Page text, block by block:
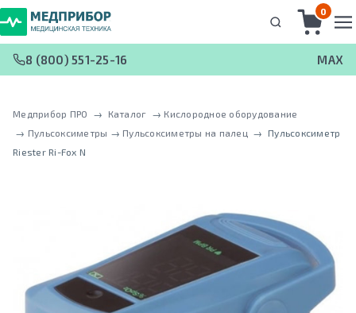
0
8 (800) 551-25-16 MAX
Медприбор ПРО → Каталог → Кислородное оборудование
→ Пульсоксиметры → Пульсоксиметры на палец →
Пульсоксиметр
Riester Ri-Fox N